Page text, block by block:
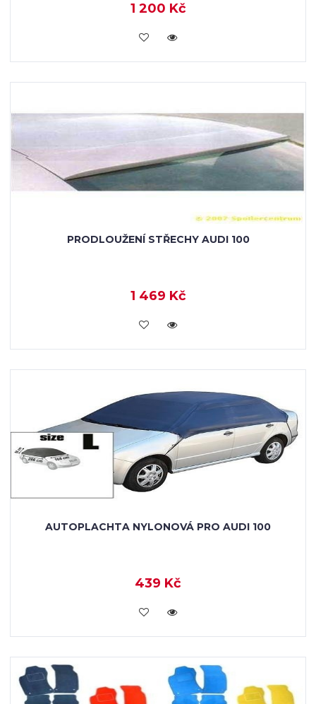
1 200 Kč
KOUPIT
PRODLOUŽENÍ STŘECHY AUDI 100
1 469 Kč
KOUPIT
AUTOPLACHTA NYLONOVÁ PRO AUDI 100
439 Kč
KOUPIT